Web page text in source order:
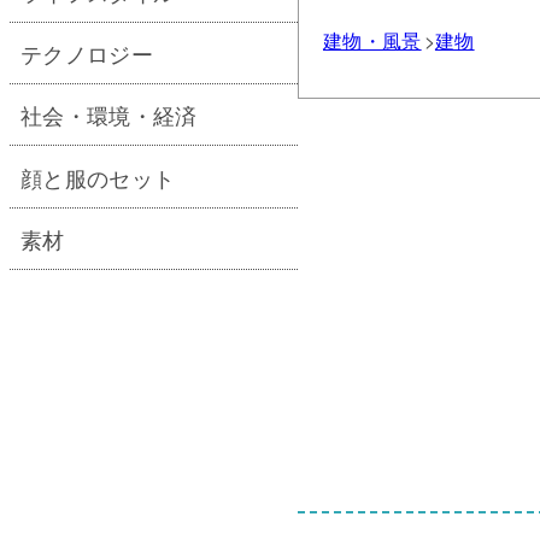
建物・風景 建物
テクノロジー
社会・環境・経済
顔と服のセット
素材